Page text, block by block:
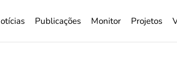
Publicações Monitor Projetos